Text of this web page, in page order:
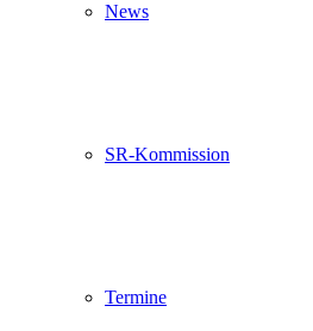
News
SR-Kommission
Termine